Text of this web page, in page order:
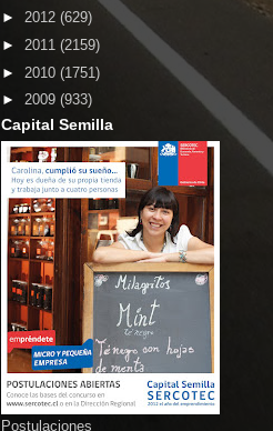
► 2012 (629)
► 2011 (2159)
► 2010 (1751)
► 2009 (933)
Capital Semilla
Postulaciones